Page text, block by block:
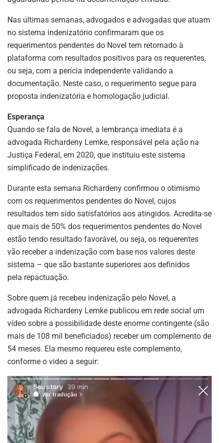
Nas últimas semanas, advogados e advogadas que atuam
no sistema indenizatório confirmaram que os
requerimentos pendentes do Novel tem retornado à
plataforma com resultados positivos para os requerentes,
ou seja, com a perícia independente validando a
documentação. Neste caso, o requerimento segue para
proposta indenizatória e homologação judicial.
Esperança
Quando se fala de Novel, a lembrança imediata é a
advogada Richardeny Lemke, responsável pela ação na
Justiça Federal, em 2020, que instituiu este sistema
simplificado de indenizações.
Durante esta semana Richardeny confirmou o otimismo
com os requerimentos pendentes do Novel, cujos
resultados tem sido satisfatórios aos atingidos. Acredita-se
que mais de 50% dos requerimentos pendentes do Novel
estão tendo resultado favorável, ou seja, os requerentes
vão receber a indenização com base nos valores deste
sistema – que são bastante superiores aos definidos
pela repactuação.
Sobre quem já recebeu indenização pelo Novel, a
advogada Richardeny Lemke publicou em rede social um
vídeo sobre a possibilidade deste enorme contingente (são
mais de 108 mil beneficiados) receber um complemento de
54 meses. Ela mesmo requereu este complemento,
conforme o video a seguir: